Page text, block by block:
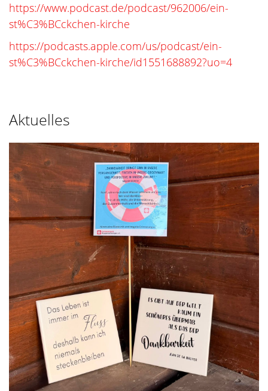
https://www.podcast.de/podcast/962006/ein-
st%C3%BCckchen-kirche
https://podcasts.apple.com/us/podcast/ein-
st%C3%BCckchen-kirche/id1551688892?uo=4
Aktuelles